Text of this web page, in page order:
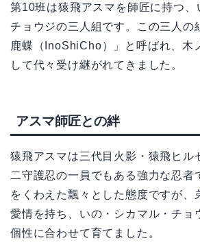
第10班は猿飛アスマを師匠に持つ、
チョウジの三人組です。この三人の
鹿蝶（InoShiCho）」と呼ばれ、木
して代々受け継がれてきました。
アスマ師匠との絆
猿飛アスマは三代目火影・猿飛ヒル
二守護忍の一員でもある強力な忍者
をくわえた飄々とした態度ですが、
愛情を持ち、いの・シカマル・チョ
個性に合わせて育てました。